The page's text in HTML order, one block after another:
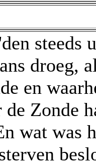
droeg,
en
de Zonde
wat was